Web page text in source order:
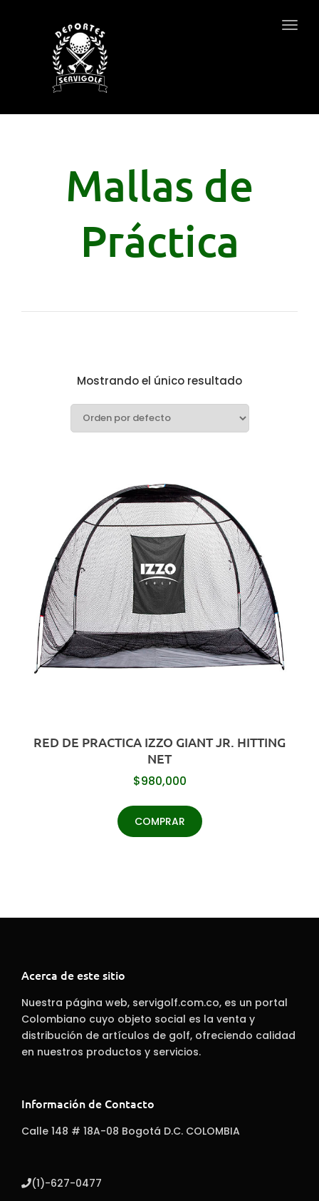
Mallas de
Práctica
Mostrando el único resultado
RED DE PRACTICA IZZO GIANT JR. HITTING
NET
$980,000
COMPRAR
Acerca de este sitio
Nuestra página web, servigolf.com.co, es un portal
Colombiano cuyo objeto social es la venta y
distribución de artículos de golf, ofreciendo calidad
en nuestros productos y servicios.
Información de Contacto
Calle 148 # 18A-08 Bogotá D.C. COLOMBIA
(1)-627-0477